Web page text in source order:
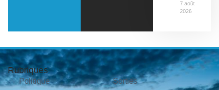
7 août
2026
Rubriques
Politique
Sorties